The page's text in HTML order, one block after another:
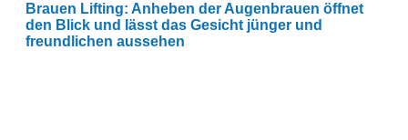
Brauen Lifting: Anheben der Augenbrauen öffnet
den Blick und lässt das Gesicht jünger und
freundlichen aussehen